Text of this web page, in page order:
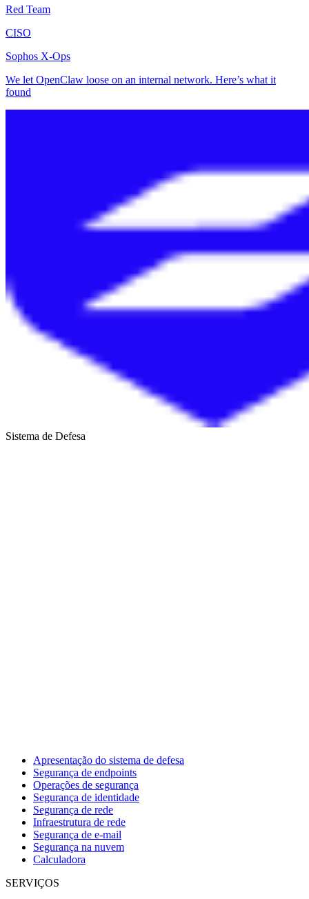
Red Team
CISO
Sophos X-Ops
We let OpenClaw loose on an internal network. Here’s what it
found
Sistema de Defesa
Apresentação do sistema de defesa
Segurança de endpoints
Operações de segurança
Segurança de identidade
Segurança de rede
Infraestrutura de rede
Segurança de e-mail
Segurança na nuvem
Calculadora
SERVIÇOS